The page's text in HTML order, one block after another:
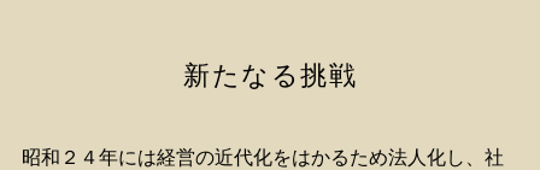
新たなる挑戦
昭和２４年には経営の近代化をはかるため法人化し、社